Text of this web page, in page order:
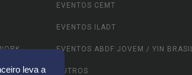
leva a
EVENTOS CEMT
EVENTOS ILADT
EVENTOS ABDF JOVEM / YIN BRASIL
OUTROS